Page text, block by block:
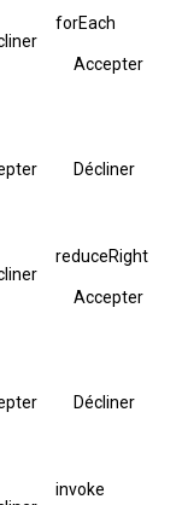
forEach
Accepter
Décliner
reduceRight
Accepter
Décliner
invoke